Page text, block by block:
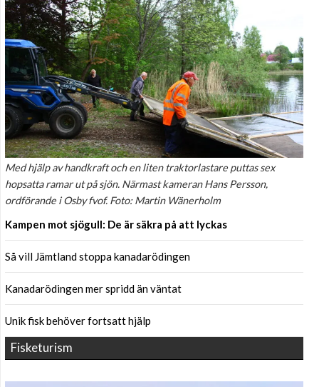
Med hjälp av handkraft och en liten traktorlastare puttas sex
hopsatta ramar ut på sjön. Närmast kameran Hans Persson,
ordförande i Osby fvof. Foto: Martin Wänerholm
Kampen mot sjögull: De är säkra på att lyckas
Så vill Jämtland stoppa kanadarödingen
Kanadarödingen mer spridd än väntat
Unik fisk behöver fortsatt hjälp
Fisketurism